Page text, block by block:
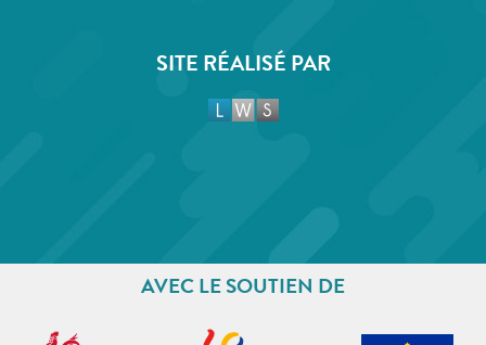
SITE RÉALISÉ PAR
AVEC LE SOUTIEN DE